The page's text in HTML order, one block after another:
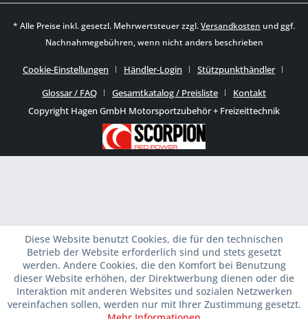
* Alle Preise inkl. gesetzl. Mehrwertsteuer zzgl.Versandkosten und ggf.
Nachnahmegebühren, wenn nicht anders beschrieben
Cookie-Einstellungen Händler-Login
Stützpunkthändler
Glossar / FAQ
Gesamtkatalog / Preisliste
Kontakt
Copyright Hagen GmbH Motorsportzubehör + Freizeittechnik
Diese Website benutzt Cookies, die für den technischen
Betrieb der Website erforderlich sind und stets gesetzt
werden. Andere Cookies, die den Komfort bei Benutzung
dieser Website erhöhen, der Direktwerbung dienen oder die
Interaktion mit anderen Websites und sozialen Netzwerken
vereinfachen sollen, werden nur mit Ihrer Zustimmung gesetzt.